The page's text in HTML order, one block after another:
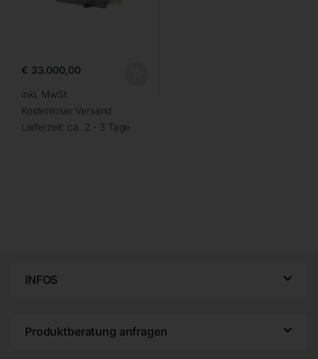
€ 33.000,00
inkl. MwSt.
Kostenloser Versand
Lieferzeit: ca. 2 - 3 Tage
INFOS
Produktberatung anfragen